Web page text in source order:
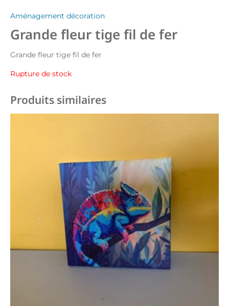
Aménagement décoration
Grande fleur tige fil de fer
Grande fleur tige fil de fer
Rupture de stock
Produits similaires